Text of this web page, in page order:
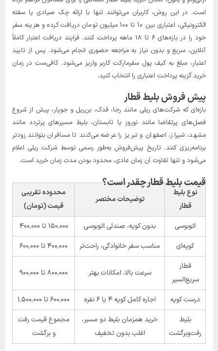
است. در این روش، کاربران می‌توانند تنها با ارائه چک صیادی یا سفته
الکترونیکی، اعتباری بین ۱۰ تا ۱۰۰ میلیون تومان دریافت کرده و هزینه سفر
خود را در بازه‌های ۶ تا ۱۸ ماهه پرداخت کنند. فرایند دریافت اعتبار کاملاً
آنلاین، سریع و بدون نیاز به مراجعه حضوری انجام می‌شود. پس از تایید
اعتبار، مبلغ به کیف پول سفرمارکت کاربر واریز می‌شود. کافی‌ست در زمان
خرید گزینه پرداخت اعتباری را انتخاب کنید.
پیش فروش بلیط قطار
بازه‌ای که شرکت‌های ریلی مانند رجا، فدک، بن‌ریل و جوپار، پیش از شروع
فصل‌های پرتقاضا مانند نوروز یا تابستان، بلیط مسیرهای پرتردد مانند
مشهد، شیراز، اصفهان و تبریز را عرضه می‌کنند تا مسافران بتوانند زودتر
برنامه‌ریزی کنند. تاریخ پیش‌فروش به‌طور رسمی توسط شرکت ریلی اعلام
می‌شود و تنها تفاوت آن زمان عادی، محدود بودن مدت زمان خرید است.
قیمت بلیط قطار چقدر است؟
نوع بلیط
قطار
توضیحات مختصر
محدوده تقریبی
قیمت (تومان)
اتوبوسی
بدون کوپه، صندلی اتوبوسی
۱۵۰٬۰۰۰ تا ۴۰۰٬۰۰۰
کوپه‌ای
مناسب سفر خانوادگی، راحت‌تر
۴۰۰٬۰۰۰ تا ۶۰۰٬۰۰۰
قطار
سریع‌السیر
سرعت بالا، امکانات بهتر ۸۰۰٬۰۰۰ تا ۹۰۰٬۰۰۰
درست کوپه اجاره کامل کوپه ۴ یا ۶ نفره
۶۰۰٬۰۰۰ تا ۱٬۵۰۰٬۰۰۰
بلیط
رفت‌وبرگشت
خرید همزمان بلیط دو مسیر،
اغلب بدون تخفیف
مجموع قیمت رفت
و برگشت